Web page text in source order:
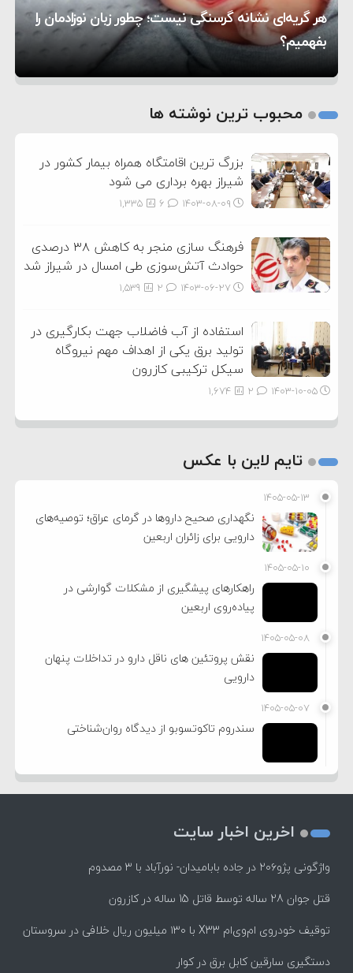
سختی خواهند گرفت
سنتکام پایان تجاوز جدید به ایران را اعلام کرد
۶:۰۵
هر گریه‌ای نشانه گرسنگی نیست؛ چطور زبان نوزادمان را
بفهمیم؟
تغذیه پدر می‌تواند بر سلامت نوزاد تأثیر بگذارد
روی دیگر زندگی
2
محبوب ترین نوشته ها
بزرگ ترین اقامتگاه همراه بیمار کشور در
شیراز بهره برداری می شود
۱۴۰۳-۰۸-۰۹ 1,335
فرهنگ سازی منجر به کاهش ۳۸ درصدی
حوادث آتش‌سوزی طی امسال در شیراز شد
۱۴۰۳-۰۶-۲۷ 1,539
استفاده از آب فاضلاب جهت بکارگیری در
تولید برق یکی از اهداف مهم نیروگاه
سیکل ترکیبی کازرون
۱۴۰۳-۱۰-۰۵ 1,674
تایم لاین با عکس
۱۴۰۵-۰۵-۱۳
نگهداری صحیح داروها در گرمای عراق؛ توصیه‌های
دارویی برای زائران اربعین
۱۴۰۵-۰۵-۱۰
راهکارهای پیشگیری از مشکلات گوارشی در
پیاده‌روی اربعین
۱۴۰۵-۰۵-۰۸
نقش پروتئین های ناقل دارو در تداخلات پنهان
دارویی
۱۴۰۵-۰۵-۰۷
سندروم تاکوتسوبو از دیدگاه روان‌شناختی
اخرین اخبار سایت
واژگونی پژو۲۰۶ در جاده بابامیدان- نورآباد با ۳ مصدوم
قتل جوان 28 ساله توسط قاتل 15 ساله در کازرون
توقیف خودروی ام‌وی‌ام X33 با ۱۳۰ میلیون ریال خلافی در سروستان
دستگیری سارقین کابل برق در کوار